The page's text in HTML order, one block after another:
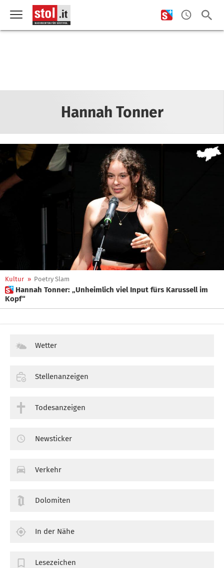
Hannah Tonner
Kultur » Poetry Slam
 Hannah Tonner: „Unheimlich viel Input fürs Karussell im
Kopf“
Wetter
Stellenanzeigen
Todesanzeigen
Newsticker
Verkehr
Dolomiten
In der Nähe
Lesezeichen